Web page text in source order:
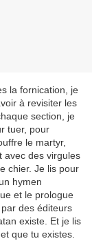
la fornication, je
à revisiter les
section, je
tuer, pour
le martyr,
avec des virgules
chier. Je lis pour
hymen
et le prologue
des éditeurs
existe. Et je lis
que tu existes.